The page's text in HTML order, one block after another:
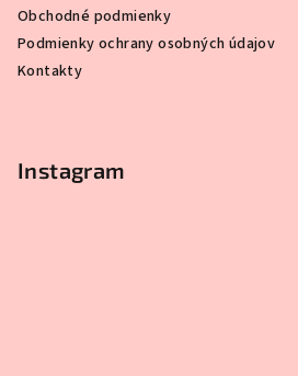
Obchodné podmienky
Podmienky ochrany osobných údajov
Kontakty
Instagram